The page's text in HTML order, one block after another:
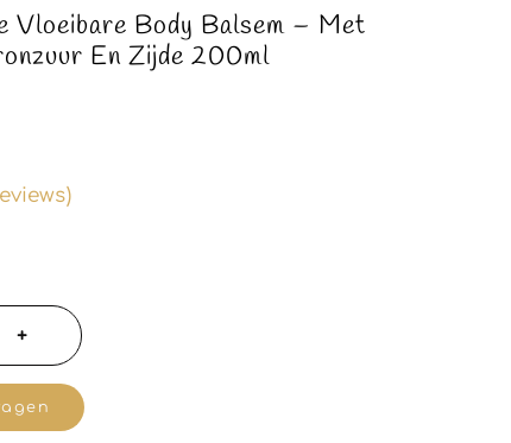
Vloeibare Body Balsem – Met
En Zijde 200ml
+